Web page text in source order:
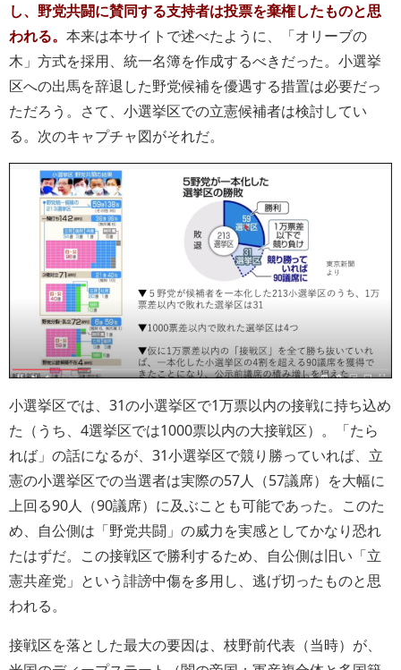
し、野党共闘に賛同する支持者は投票を棄権したものと思
われる。 本来は本サイトで述べたように、「オリーブの
木」方式を採用、統一名簿を作成するべきだった。小選挙
区への出馬を辞退した野党候補を優遇する措置は必要だっ
ただろう。さて、小選挙区での立憲候補者は検討してい
る。次のキャプチャ図がそれだ。
小選挙区では、31の小選挙区で1万票以内の接戦に持ち込め
た（うち、4選挙区では1000票以内の大接戦区）。「たら
れば」の話になるが、31小選挙区で競り勝っていれば、立
憲の小選挙区での当選者は実際の57人（57議席）を大幅に
上回る90人（90議席）に及ぶことも可能であった。このた
め、自公側は「野党共闘」の威力を実感としてかなり恐れ
たはずだ。この接戦区で勝利するため、自公側は旧い「立
憲共産党」という誹謗中傷を多用し、逃げ切ったものと思
われる。
接戦区を落とした最大の要因は、枝野前代表（当時）が、